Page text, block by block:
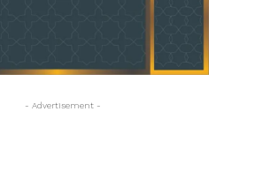
- Advertisement -